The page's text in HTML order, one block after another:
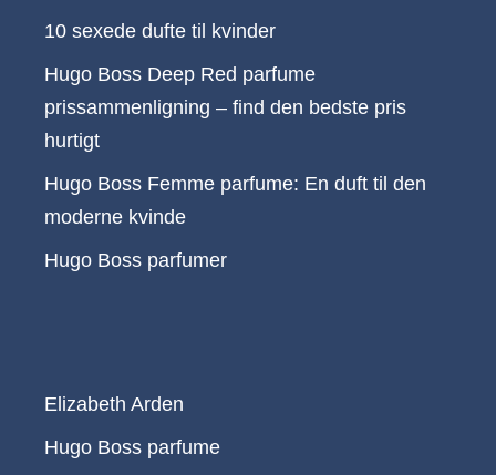
10 sexede dufte til kvinder
Hugo Boss Deep Red parfume
prissammenligning – find den bedste pris
hurtigt
Hugo Boss Femme parfume: En duft til den
moderne kvinde
Hugo Boss parfumer
Elizabeth Arden
Hugo Boss parfume